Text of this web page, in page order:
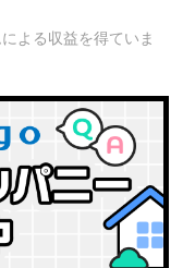
よる収益を得ていま